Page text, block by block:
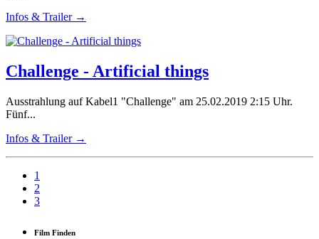
Infos & Trailer →
Challenge - Artificial things
Ausstrahlung auf Kabel1 "Challenge" am 25.02.2019 2:15 Uhr.
Fünf...
Infos & Trailer →
1
2
3
Film Finden